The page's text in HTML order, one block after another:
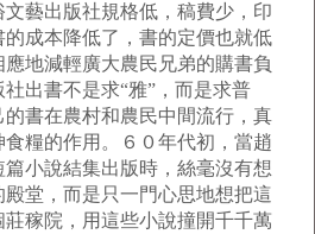
藝出版社規格低，稿費少，印
成本降低了，書的定價也就低
地減輕廣大農民兄弟的購書負
出書不是求“雅”，而是求普
書在農村和農民中間流行，真
糧的作用。６０年代初，當趙
小說結集出版時，絲毫沒有想
堂，而是只一門心思地想把這
稼院，用這些小說撞開千千萬